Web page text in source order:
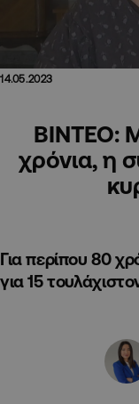
14.05.2023
ΒΙΝΤΕΟ:
χρόνια, η
Για περίπου 80
για 15